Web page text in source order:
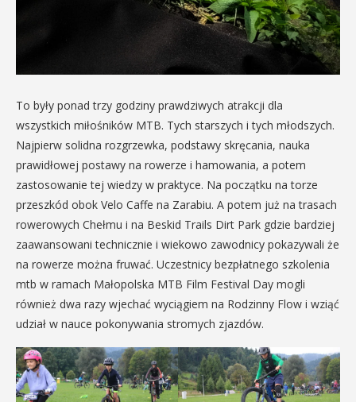
To były ponad trzy godziny prawdziwych atrakcji dla
wszystkich miłośników MTB. Tych starszych i tych młodszych.
Najpierw solidna rozgrzewka, podstawy skręcania, nauka
prawidłowej postawy na rowerze i hamowania, a potem
zastosowanie tej wiedzy w praktyce. Na początku na torze
przeszkód obok Velo Caffe na Zarabiu. A potem już na trasach
rowerowych Chełmu i na Beskid Trails Dirt Park gdzie bardziej
zaawansowani technicznie i wiekowo zawodnicy pokazywali że
na rowerze można fruwać. Uczestnicy bezpłatnego szkolenia
mtb w ramach Małopolska MTB Film Festival Day mogli
również dwa razy wjechać wyciągiem na Rodzinny Flow i wziąć
udział w nauce pokonywania stromych zjazdów.